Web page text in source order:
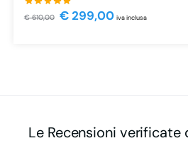
€610,00 €299,00 iva inclusa
Le Recensioni verificate